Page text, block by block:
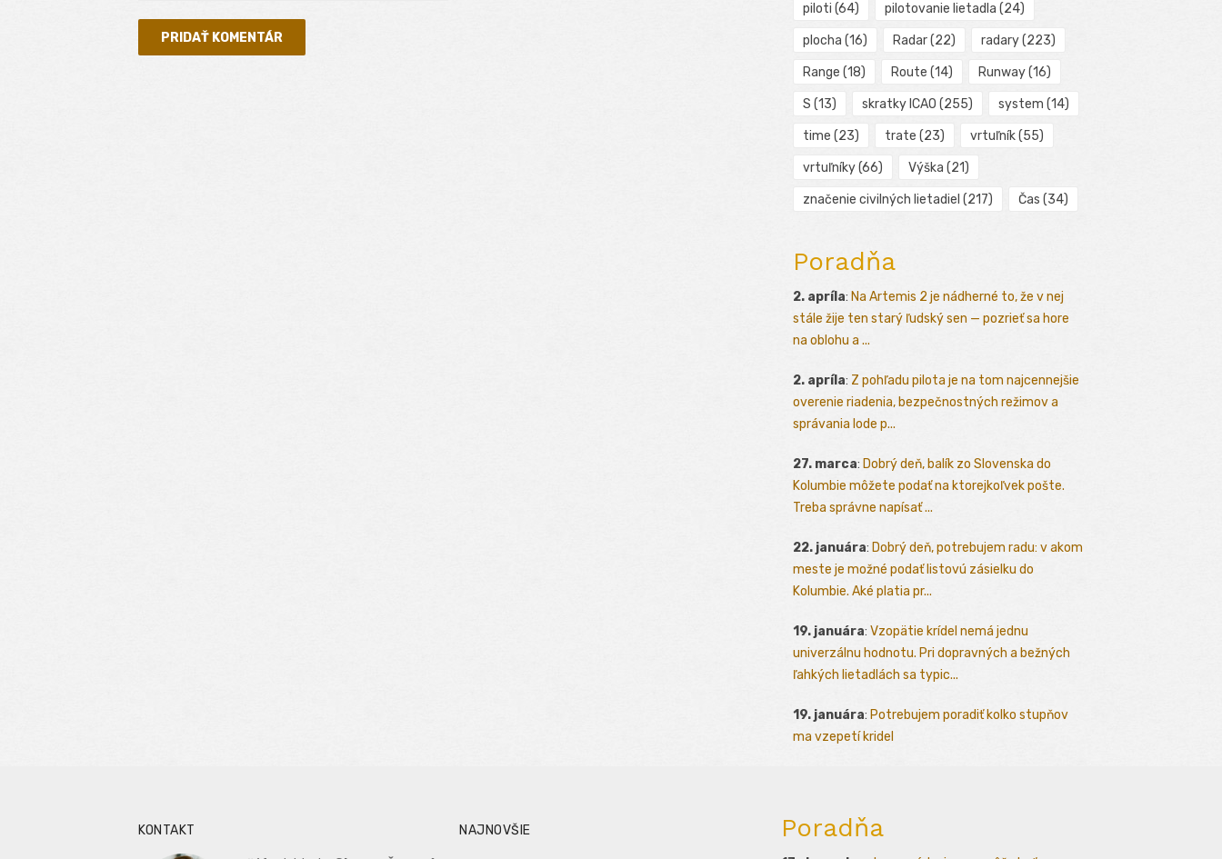
piloti (64) pilotovanie lietadla (24)
plocha (16) Radar(22) radary(223)
Range (18) Route (14) Runway(16)
S (13) skratky ICAO (255) system (14)
time (23) trate (23) vrtuľník(55)
vrtuľníky(66) Výška (21)
značenie civilných lietadiel (217) Čas (34)
Poradňa
2. apríla: Na Artemis 2 je nádherné to, že v nej
stále žije ten starý ľudský sen — pozrieť sa hore
na oblohu a ...
2. apríla: Z pohľadu pilota je na tom najcennejšie
overenie riadenia, bezpečnostných režimov a
správania lode p...
27. marca: Dobrý deň, balík zo Slovenska do
Kolumbie môžete podať na ktorejkoľvek pošte.
Treba správne napísať ...
22. januára: Dobrý deň, potrebujem radu: v akom
meste je možné podať listovú zásielku do
Kolumbie. Aké platia pr...
19. januára: Vzopätie krídel nemá jednu
univerzálnu hodnotu. Pri dopravných a bežných
ľahkých lietadlách sa typic...
19. januára: Potrebujem poradiť kolko stupňov
ma vzepetí kridel
KONTAKT NAJNOVŠIE Poradňa